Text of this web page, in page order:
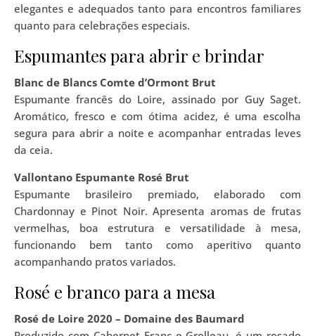
elegantes e adequados tanto para encontros familiares
quanto para celebrações especiais.
Espumantes para abrir e brindar
Blanc de Blancs Comte d’Ormont Brut
Espumante francês do Loire, assinado por Guy Saget.
Aromático, fresco e com ótima acidez, é uma escolha
segura para abrir a noite e acompanhar entradas leves
da ceia.
Vallontano Espumante Rosé Brut
Espumante brasileiro premiado, elaborado com
Chardonnay e Pinot Noir. Apresenta aromas de frutas
vermelhas, boa estrutura e versatilidade à mesa,
funcionando bem tanto como aperitivo quanto
acompanhando pratos variados.
Rosé e branco para a mesa
Rosé de Loire 2020 – Domaine des Baumard